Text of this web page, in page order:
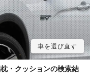
車を選び直す
・クッションの検索結